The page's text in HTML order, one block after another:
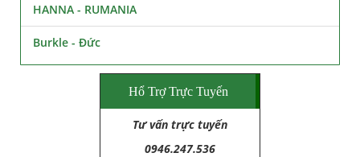
HANNA - RUMANIA
Burkle - Đức
Hổ Trợ Trực Tuyến
Tư vấn trực tuyến
0946.247.536